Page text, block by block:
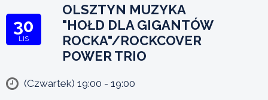
30
LIS
OLSZTYN MUZYKA
"HOŁD DLA GIGANTÓW
ROCKA"/ROCKCOVER
POWER TRIO
(Czwartek) 19:00 - 19:00